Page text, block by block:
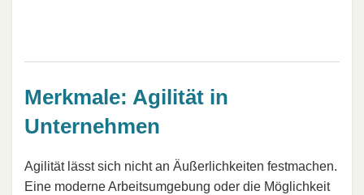
Merkmale: Agilität in
Unternehmen
Agilität lässt sich nicht an Äußerlichkeiten festmachen.
Eine moderne Arbeitsumgebung oder die Möglichkeit